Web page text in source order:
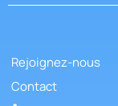
Rejoignez-nous
Contact